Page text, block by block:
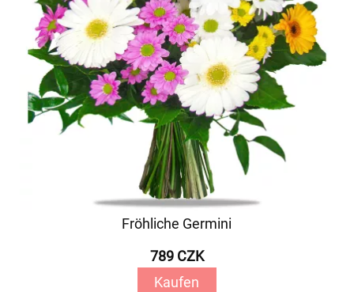
Fröhliche Germini
789 CZK
Kaufen